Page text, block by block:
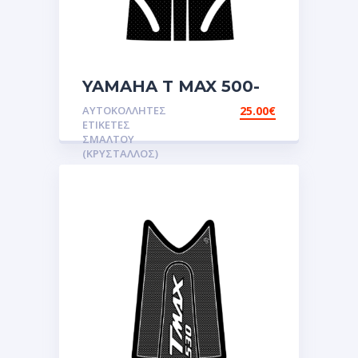
YAMAHA T MAX 500-
530 gas pad,
Αυτοκόλλητες ετικέτες
3D
Σμάλτου.Αυτοκόλλητα.stickers
ΑΥΤΟΚΌΛΛΗΤΕΣ
ΕΤΙΚΈΤΕΣ
ΣΜΆΛΤΟΥ
(ΚΡΥΣΤΑΛΛΟΣ)
25.00€